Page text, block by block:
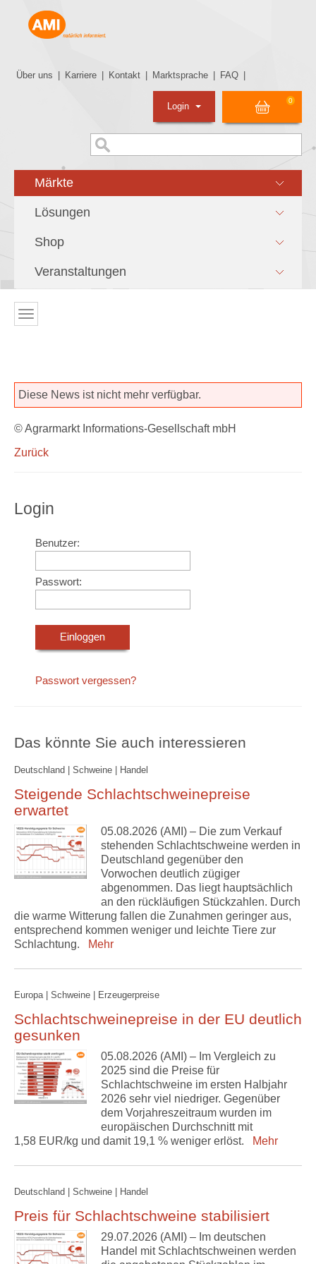
Über uns Karriere Kontakt Marktsprache FAQ
0
Login
Märkte
Lösungen
Shop
Veranstaltungen
Diese News ist nicht mehr verfügbar.
© Agrarmarkt Informations-Gesellschaft mbH
Zurück
Login
Benutzer:
Passwort:
Passwort vergessen?
Das könnte Sie auch interessieren
Deutschland | Schweine | Handel
Steigende Schlachtschweinepreise
erwartet
05.08.2026 (AMI) – Die zum Verkauf
stehenden Schlachtschweine werden in
Deutschland gegenüber den
Vorwochen deutlich zügiger
abgenommen. Das liegt hauptsächlich
an den rückläufigen Stückzahlen. Durch
die warme Witterung fallen die Zunahmen geringer aus,
entsprechend kommen weniger und leichte Tiere zur
Schlachtung.
Mehr
Europa | Schweine | Erzeugerpreise
Schlachtschweinepreise in der EU deutlich
gesunken
05.08.2026 (AMI) – Im Vergleich zu
2025 sind die Preise für
Schlachtschweine im ersten Halbjahr
2026 sehr viel niedriger. Gegenüber
dem Vorjahreszeitraum wurden im
europäischen Durchschnitt mit
1,58 EUR/kg und damit 19,1 % weniger erlöst.
Mehr
Deutschland | Schweine | Handel
Preis für Schlachtschweine stabilisiert
29.07.2026 (AMI) – Im deutschen
Handel mit Schlachtschweinen werden